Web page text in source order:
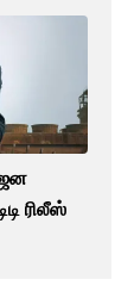
ரிலீஸ்